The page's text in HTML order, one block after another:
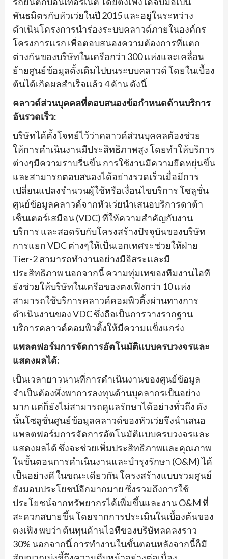
พันธมิตรกับหัวเว่ยในปี 2015 และอยู่ในระหว่าง
ดำเนินโครงการนำร่องระบบคลาวด์ภายในองค์กร
โครงการแรก เพื่อตอบสนองความต้องการที่แตก
ต่างกันของบริษัทในเครือกว่า 300 แห่งและเคลื่อน
ย้ายศูนย์ข้อมูลดั้งเดิมไปบนระบบคลาวด์ โดยในเบื้อง
ต้นได้เกิดผลสำเร็จแล้ว 4 ด้าน ดังนี้
คลาวด์ส่วนบุคคลที่ตอบสนองข้อกำหนดด้านบริการ
อันรวดเร็ว:
บริษัทได้ตั้งโจทย์ไว้ว่าคลาวด์ส่วนบุคคลต้องช่วย
ให้การดำเนินงานมีประสิทธิภาพสูง โดยทำให้บริการ
ต่างๆมีความราบรื่นขึ้น การใช้งานมีความยืดหยุ่นขึ้น
และสามารถตอบสนองได้อย่างรวดเร็วเมื่อมีการ
เปลี่ยนแปลงจำนวนผู้ใช้หรือเงื่อนไขบริการ โซลูชั่น
ศูนย์ข้อมูลคลาวด์จากหัวเว่ยนำเสนอบริการดาต้า
เซ็นเตอร์เสมือน (VDC) ที่ให้ความสำคัญกับงาน
บริการ และสอดรับกับโครงสร้างปัจจุบันของบริษัท
การแยก VDC ต่างๆให้เป็นเอกเทศจะช่วยให้ฝ่าย
Tier-2 สามารถทำงานอย่างมีอิสระและมี
ประสิทธิภาพ นอกจากนี้ ความทุ่มเทของทีมงานไอที
ยังช่วยให้บริษัทในเครือของตงเฟิงกว่า 10 แห่ง
สามารถใช้บริการคลาวด์คอมพิวติ้งผ่านทางการ
ดำเนินงานของ VDC ซึ่งถือเป็นการวางรากฐาน
บริการคลาวด์คอมพิวติ้งให้มีความแข็งแกร่ง
แพลตฟอร์มการจัดการอัตโนมัติแบบครบวงจรและ
แสดงผลได้:
เป็นเวลายาวนานที่การดำเนินงานของศูนย์ข้อมูล
จำเป็นต้องพึ่งพาการลงทุนด้านบุคลากรเป็นอย่าง
มาก แต่ก็ยังไม่สามารถดูแลรักษาได้อย่างทั่วถึง ดัง
นั้นโซลูชั่นศูนย์ข้อมูลคลาวด์ของหัวเว่ยจึงนำเสนอ
แพลตฟอร์มการจัดการอัตโนมัติแบบครบวงจรและ
แสดงผลได้ ซึ่งจะช่วยเพิ่มประสิทธิภาพและคุณภาพ
ในขั้นตอนการดำเนินงานและบำรุงรักษา (O&M) ได้
เป็นอย่างดี ในขณะเดียวกัน โครงสร้างแบบรวมศูนย์
ยังมอบประโยชน์อีกมากมาย ซึ่งรวมถึงการใช้
ประโยชน์จากทรัพยากรได้เพิ่มขึ้นและงาน O&M ที่
สะดวกสบายขึ้น โดยจากการประเมินในเบื้องต้นของ
ตงเฟิง พบว่า ต้นทุนด้านไอทีของบริษัทลดลงราว
30% นอกจากนี้ การทำงานในขั้นตอนหลังจากนี้ก็มี